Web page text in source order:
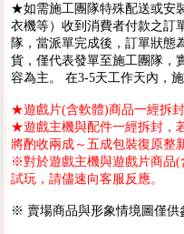
★如需施工團隊特殊配送或安
衣機等）收到消費者付款之訂
隊，當派單完成後，訂單狀態
貨，僅代表發單至施工團隊，
容為主。 在3-5天工作天內，
★遊戲片(含軟體)商品一經拆
★遊戲主機與配件一經拆封，
將酌收兩成～五成包裝復原整
※對於遊戲主機與遊戲片商品(
試玩，請儘速向客服反應。
※ 賣場商品與形象情境圖僅供